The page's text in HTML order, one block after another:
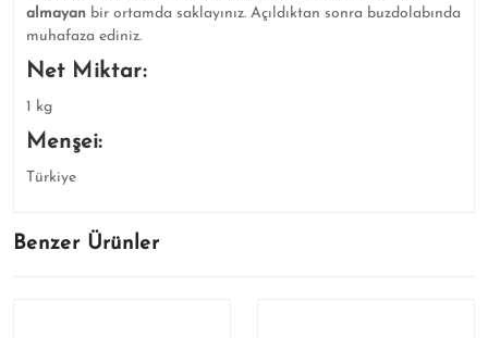
almayanbir ortamda saklayınız. Açıldıktan sonra buzdolabında
muhafaza ediniz.
Net Miktar:
1 kg
Menşei:
Türkiye
Benzer Ürünler